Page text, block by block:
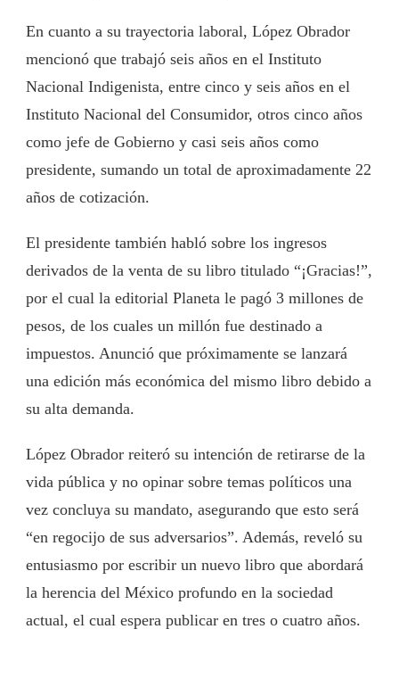
En cuanto a su trayectoria laboral, López Obrador
mencionó que trabajó seis años en el Instituto
Nacional Indigenista, entre cinco y seis años en el
Instituto Nacional del Consumidor, otros cinco años
como jefe de Gobierno y casi seis años como
presidente, sumando un total de aproximadamente 22
años de cotización.
El presidente también habló sobre los ingresos
derivados de la venta de su libro titulado “¡Gracias!”,
por el cual la editorial Planeta le pagó 3 millones de
pesos, de los cuales un millón fue destinado a
impuestos. Anunció que próximamente se lanzará
una edición más económica del mismo libro debido a
su alta demanda.
López Obrador reiteró su intención de retirarse de la
vida pública y no opinar sobre temas políticos una
vez concluya su mandato, asegurando que esto será
“en regocijo de sus adversarios”. Además, reveló su
entusiasmo por escribir un nuevo libro que abordará
la herencia del México profundo en la sociedad
actual, el cual espera publicar en tres o cuatro años.